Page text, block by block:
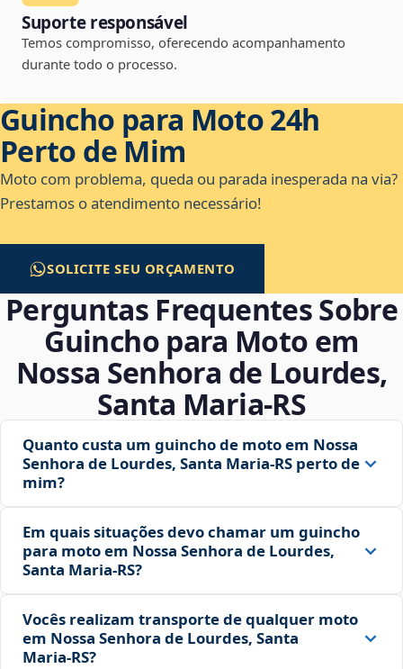
Suporte responsável
Temos compromisso, oferecendo acompanhamento
durante todo o processo.
Guincho para Moto 24h
Perto de Mim
Moto com problema, queda ou parada inesperada na via?
Prestamos o atendimento necessário!
SOLICITE SEU ORÇAMENTO
Perguntas Frequentes Sobre
Guincho para Moto em
Nossa Senhora de Lourdes,
Santa Maria‑RS
Quanto custa um guincho de moto em Nossa
Senhora de Lourdes, Santa Maria‑RS perto de
mim?
Em quais situações devo chamar um guincho
para moto em Nossa Senhora de Lourdes,
Santa Maria‑RS?
Vocês realizam transporte de qualquer moto
em Nossa Senhora de Lourdes, Santa
Maria‑RS?